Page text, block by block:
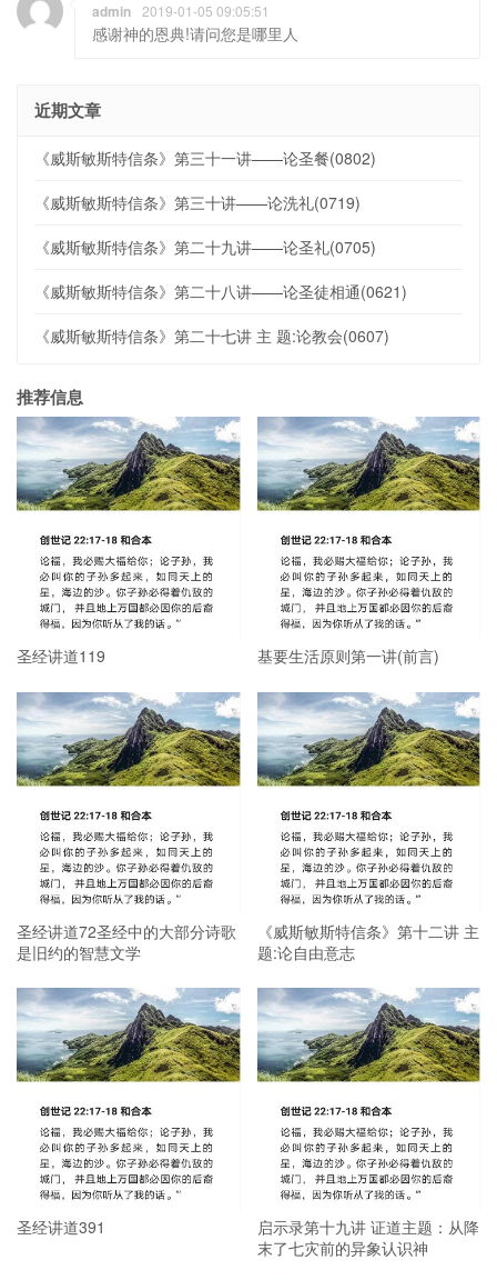
admin 2019-01-05 09:05:51
感谢神的恩典!请问您是哪里人
近期文章
《威斯敏斯特信条》第三十一讲——论圣餐(0802)
《威斯敏斯特信条》第三十讲——论洗礼(0719)
《威斯敏斯特信条》第二十九讲——论圣礼(0705)
《威斯敏斯特信条》第二十八讲——论圣徒相通(0621)
《威斯敏斯特信条》第二十七讲 主 题:论教会(0607)
推荐信息
圣经讲道119 基要生活原则第一讲(前言)
圣经讲道72圣经中的大部分诗歌
是旧约的智慧文学
《威斯敏斯特信条》第十二讲 主
题:论自由意志
圣经讲道391
启示录第十九讲 证道主题：从降
末了七灾前的异象认识神